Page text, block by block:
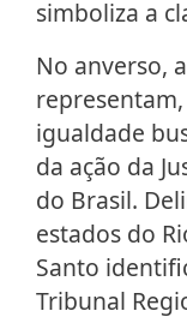
simboliza a
No anverso,
igualdade
da ação da
do Brasil.
estados do
Santo
Tribunal